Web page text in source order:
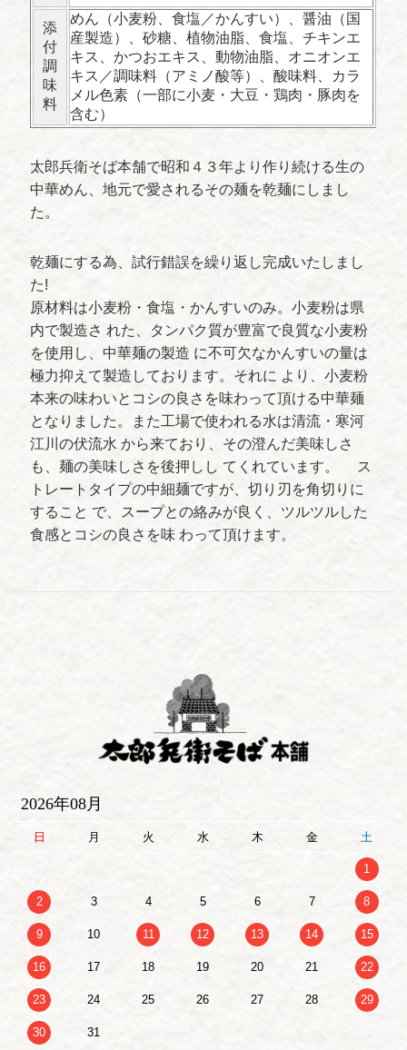
添
付
調
味
料
めん（小麦粉、食塩／かんすい）、醤油（国
産製造）、砂糖、植物油脂、食塩、チキンエ
キス、かつおエキス、動物油脂、オニオンエ
キス／調味料（アミノ酸等）、酸味料、カラ
メル色素（一部に小麦・大豆・鶏肉・豚肉を
含む）
太郎兵衛そば本舗で昭和４３年より作り続ける生の
中華めん、地元で愛されるその麺を乾麺にしまし
た。
乾麺にする為、試行錯誤を繰り返し完成いたしまし
た!
原材料は小麦粉・食塩・かんすいのみ。小麦粉は県
内で製造さ れた、タンパク質が豊富で良質な小麦粉
を使用し、中華麺の製造 に不可欠なかんすいの量は
極力抑えて製造しております。それに より、小麦粉
本来の味わいとコシの良さを味わって頂ける中華麺
となりました。また工場で使われる水は清流・寒河
江川の伏流水 から来ており、その澄んだ美味しさ
も、麺の美味しさを後押しし てくれています。 ス
トレートタイプの中細麺ですが、切り刃を角切りに
すること で、スープとの絡みが良く、ツルツルした
食感とコシの良さを味 わって頂けます。
2026年08月
日 月 火 水 木 金 土
1
2 3 4 5 6 7 8
9 10 11 12 13 14 15
16 17 18 19 20 21 22
23 24 25 26 27 28 29
30 31